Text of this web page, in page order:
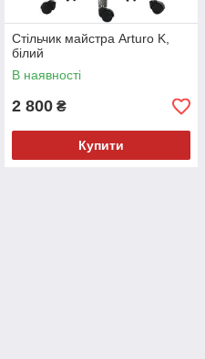
Стільчик майстра Arturo K,
білий
В наявності
2 800 ₴
Купити